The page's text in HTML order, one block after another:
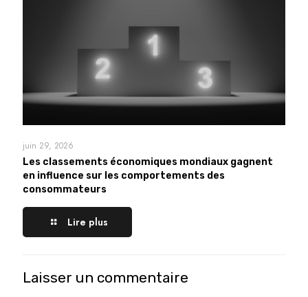
juin 29, 2026
Les classements économiques mondiaux gagnent
en influence sur les comportements des
consommateurs
Lire plus
Laisser un commentaire